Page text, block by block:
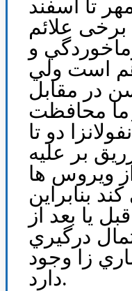
تا اسفند
علائم
و
هم است ولي
در مقابل
ما محافظت
دو تا
بر عليه
ويروس ها
بنابراين
يا بعد از
درگيري
زا وجود
دارد.